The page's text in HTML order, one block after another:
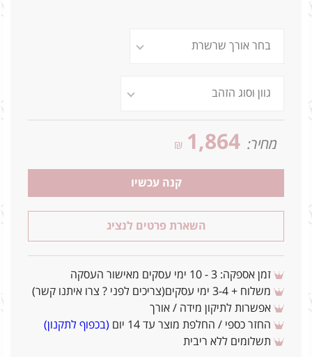
מחיר: 1,864
₪
קנה עכשיו
השארת פרטים לנציג
זמן אספקה: 3 - 10 ימי עסקים מאישור העסקה
משלוח + 3-4 ימי עסקים(צריכים לפני ? צרו איתנו קשר)
אפשרות לתיקון מידה / אורך
החזר כספי / החלפת מוצר עד 14 יום
(בכפוף לתקנון)
תשלומים ללא ריבית